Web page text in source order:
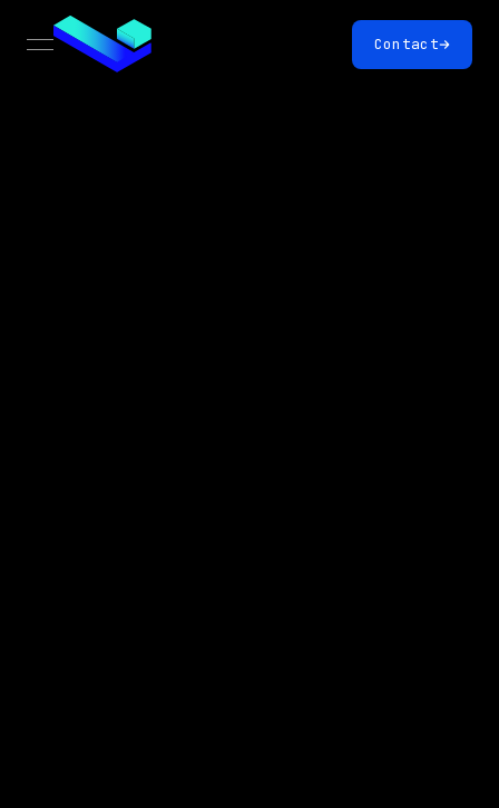
open navigation menu
Contact